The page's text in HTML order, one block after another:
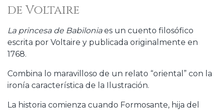
de Voltaire
La princesa de Babiloniaes un cuento filosófico
escrita por Voltaire y publicada originalmente en
1768.
Combina lo maravilloso de un relato “oriental” con la
ironía característica de la Ilustración.
La historia comienza cuando Formosante, hija del